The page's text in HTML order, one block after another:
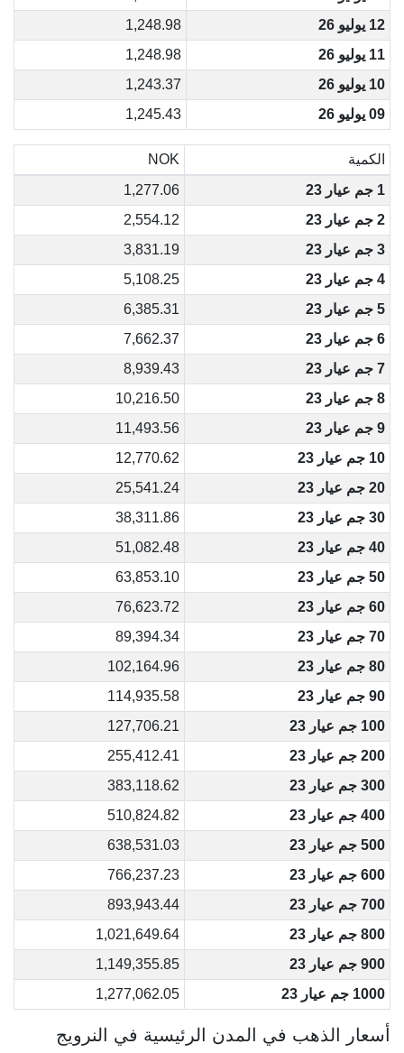
12 يوليو 26
1,248.98
11 يوليو 26
1,248.98
10 يوليو 26
1,243.37
09 يوليو 26
1,245.43
الكمية
NOK
1 جم عيار 23
1,277.06
2 جم عيار 23
2,554.12
3 جم عيار 23
3,831.19
4 جم عيار 23
5,108.25
5 جم عيار 23
6,385.31
6 جم عيار 23
7,662.37
7 جم عيار 23
8,939.43
8 جم عيار 23
10,216.50
9 جم عيار 23
11,493.56
10 جم عيار 23
12,770.62
20 جم عيار 23
25,541.24
30 جم عيار 23
38,311.86
40 جم عيار 23
51,082.48
50 جم عيار 23
63,853.10
60 جم عيار 23
76,623.72
70 جم عيار 23
89,394.34
80 جم عيار 23
102,164.96
90 جم عيار 23
114,935.58
100 جم عيار 23
127,706.21
200 جم عيار 23
255,412.41
300 جم عيار 23
383,118.62
400 جم عيار 23
510,824.82
500 جم عيار 23
638,531.03
600 جم عيار 23
766,237.23
700 جم عيار 23
893,943.44
800 جم عيار 23
1,021,649.64
900 جم عيار 23
1,149,355.85
1000 جم عيار 23
1,277,062.05
أسعار الذهب في المدن الرئيسية في النرويج